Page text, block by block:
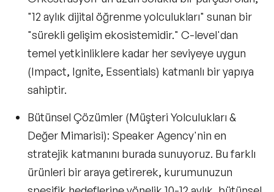
"12 aylık dijital öğrenme yolculukları" sunan bir
"sürekli gelişim ekosistemidir." C-level'dan
temel yetkinliklere kadar her seviyeye uygun
(Impact, Ignite, Essentials) katmanlı bir yapıya
sahiptir.
Bütünsel Çözümler (Müşteri Yolculukları &
Değer Mimarisi): Speaker Agency'nin en
stratejik katmanını burada sunuyoruz. Bu farklı
ürünleri bir araya getirerek, kurumunuzun